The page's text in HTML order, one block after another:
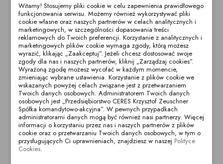
Wziernik Meta-
Kołnierze NW100
Wziernik Meta-
Kołnierze NW175
Wziernik Meta-
Kołnierze NW125
Witamy! Stosujemy pliki cookie w celu zapewnienia prawidłowego
funkcjonowania serwisu. Możemy również wykorzystywać pliki
cookie własne oraz naszych partnerów w celach analitycznych i
marketingowych, w szczególności dopasowania treści
reklamowych do Twoich preferencji. Korzystanie z analitycznych i
marketingowych plików cookie wymaga zgody, którą możesz
wyrazić, klikając „Zaakceptuj”. Jeżeli chcesz dostosować swoje
zgody dla nas i naszych partnerów, kliknij „Zarządzaj cookies”.
Wyrażoną zgodę możesz wycofać w każdym momencie,
zmieniając wybrane ustawienia. Korzystanie z plików cookie we
wskazanych powyżej celach związane jest z przetwarzaniem
Twoich danych osobowych. Administratorem Twoich danych
osobowych jest „Przedsiębiorstwo CERES Krzysztof Zeuschner
Spółka komandytowo-akcyjna”. W pewnych przypadkach
administratorami danych mogą być również nasi partnerzy. Więcej
informacji o korzystaniu przez nas i naszych partnerów z plików
cookie oraz o przetwarzaniu Twoich danych osobowych, w tym o
przysługujących Ci uprawnieniach, znajdziesz w naszej Polityce
Cookies.